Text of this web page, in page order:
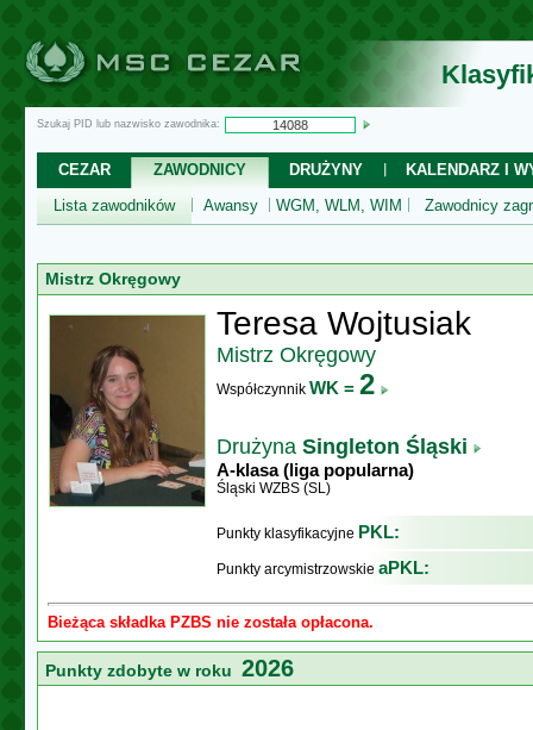
Szukaj PID lub nazwisko zawodnika:
CEZAR ZAWODNICY DRUŻYNY
KALENDARZ I
Lista zawodników
Awansy WGM, WLM, WIM Zawodnicy
Mistrz Okręgowy
Teresa Wojtusiak
Mistrz Okręgowy
Współczynnik WK = 2
Drużyna Singleton Śląski
A-klasa (liga popularna)
Śląski WZBS (SL)
Punkty klasyfikacyjne PKL:
Punkty arcymistrzowskie aPKL:
Bieżąca składka PZBS nie została opłacona.
Punkty zdobyte w roku 2026